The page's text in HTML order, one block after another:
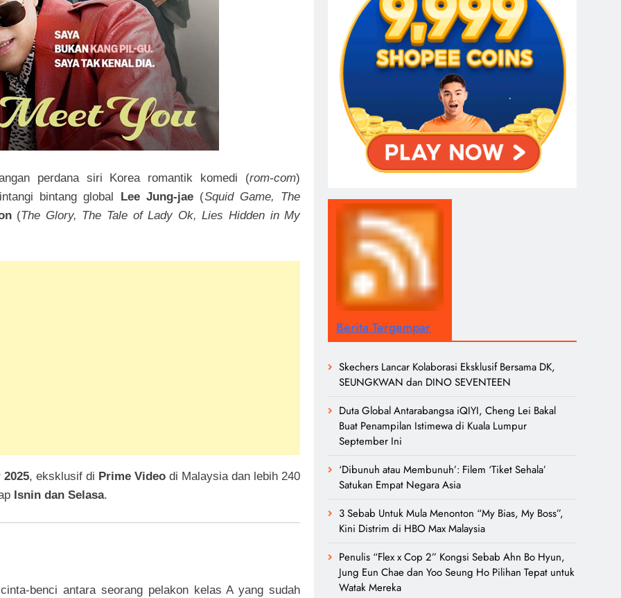
perdana siri Korea romantik komedi (rom-com)
bintang global Lee Jung-jae (Squid Game, The
(The Glory, The Tale of Lady Ok, Lies Hidden in My
2025, eksklusif di Prime Video di Malaysia dan lebih 240
Isnin dan Selasa.
benci antara seorang pelakon kelas A yang sudah
Berita Tergempar
Skechers Lancar Kolaborasi Eksklusif Bersama DK,
SEUNGKWAN dan DINO SEVENTEEN
Duta Global Antarabangsa iQIYI, Cheng Lei Bakal
Buat Penampilan Istimewa di Kuala Lumpur
September Ini
‘Dibunuh atau Membunuh’: Filem ‘Tiket Sehala’
Satukan Empat Negara Asia
3 Sebab Untuk Mula Menonton “My Bias, My Boss”,
Kini Distrim di HBO Max Malaysia
Penulis “Flex x Cop 2” Kongsi Sebab Ahn Bo Hyun,
Jung Eun Chae dan Yoo Seung Ho Pilihan Tepat untuk
Watak Mereka